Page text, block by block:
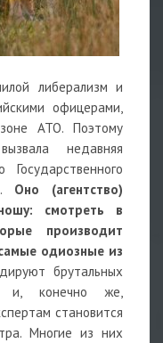
либерализм и
офицерами,
АТО. Поэтому
недавняя
Государственного
Оно (агентство)
смотреть в
производит
одиозные из
брутальных
и, конечно же,
становится
Многие из них